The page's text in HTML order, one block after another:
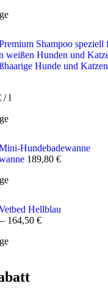
Hunde und Katzen
/l
189,80 €
– 164,50 €